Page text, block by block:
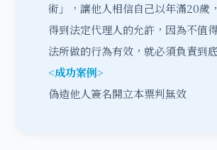
術」，讓他人相信自己以年滿20歲
得到法定代理人的允許，因為不值
法所做的行為有效，就必須負責到
<成功案例>
偽造他人簽名開立本票判無效